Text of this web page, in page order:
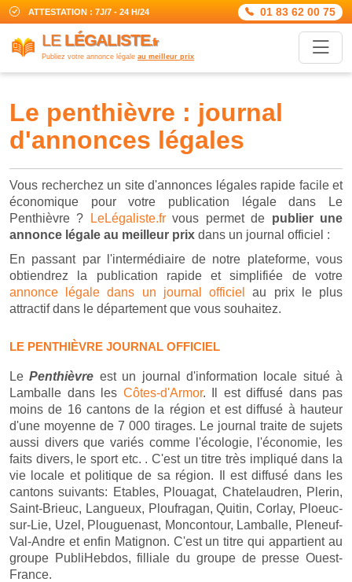
ATTESTATION : 7J/7 - 24 H/24 01 83 62 00 75
LE LÉGALISTE.fr
Publiez votre annonce légale au meilleur prix
le penthièvre : journal
d'annonces légales
Vous recherchez un site d'annonces légales rapide facile et
économique pour votre publication légale dans Le
Penthièvre ?
LeLégaliste.frvous permet de publier une
annonce légale au meilleur prix dans un journal officiel :
En passant par l'intermédiaire de notre plateforme, vous
obtiendrez la publication rapide et simplifiée de votre
annonce légale dans un journal officiel
au prix le plus
attractif dans le département que vous souhaitez.
LE PENTHIÈVRE JOURNAL OFFICIEL
LePenthièvre est un journal d'information locale situé à
Lamballe dans les Côtes-d'Armor. Il est diffusé dans pas
moins de 16 cantons de la région et est diffusé à hauteur
d'une moyenne de 7 000 tirages. Le journal traite de sujets
aussi divers que variés comme l'écologie, l'économie, les
faits divers, le sport etc. . C'est un titre très impliqué dans la
vie locale et politique de sa région. Il est diffusé dans les
cantons suivants: Etables, Plouagat, Chatelaudren, Plerin,
Saint-Brieuc, Langueux, Ploufragan, Quitin, Corlay, Ploeuc-
sur-Lie, Uzel, Plouguenast, Moncontour, Lamballe, Pleneuf-
Val-Andre et enfin Matignon. C'est un titre qui appartient au
groupe PubliHebdos, filliale du groupe de presse Ouest-
France.